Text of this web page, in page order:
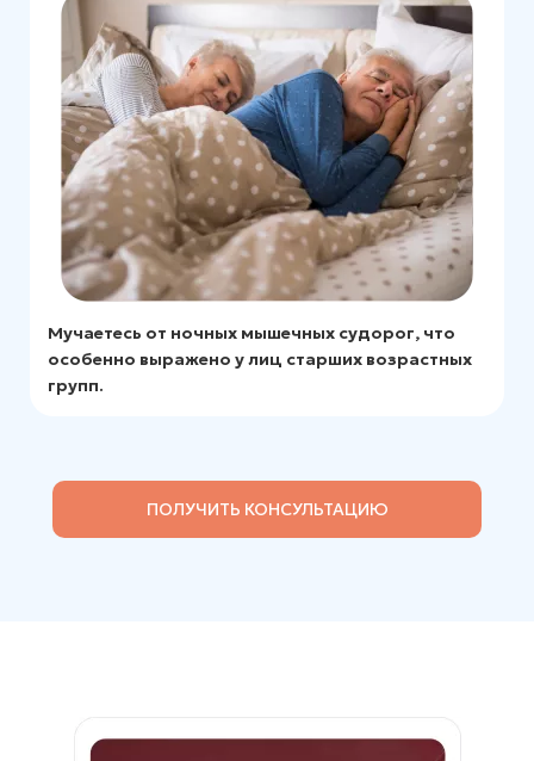
Мучаетесь от ночных мышечных судорог, что
особенно выражено у лиц старших возрастных
групп.
ПОЛУЧИТЬ КОНСУЛЬТАЦИЮ